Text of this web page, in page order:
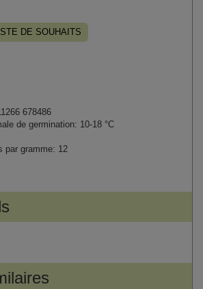
DE SOUHAITS
678486
de germination: 10-18 °C
par gramme: 12